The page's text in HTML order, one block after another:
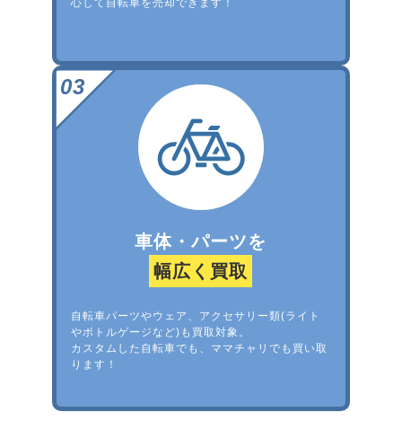
心して自転車を売却できます！
車体・パーツを
幅広く買取
自転車パーツやウェア、アクセサリー類(ライト
やボトルゲージなど)も買取対象。
カスタムした自転車でも、ママチャリでも買い取
ります！